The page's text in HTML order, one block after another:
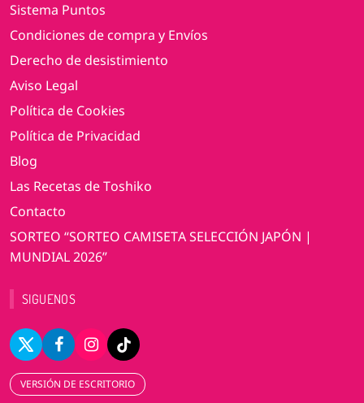
Sistema Puntos
Condiciones de compra y Envíos
Derecho de desistimiento
Aviso Legal
Política de Cookies
Política de Privacidad
Blog
Las Recetas de Toshiko
Contacto
SORTEO “SORTEO CAMISETA SELECCIÓN JAPÓN |
MUNDIAL 2026”
SIGUENOS
VERSIÓN DE ESCRITORIO